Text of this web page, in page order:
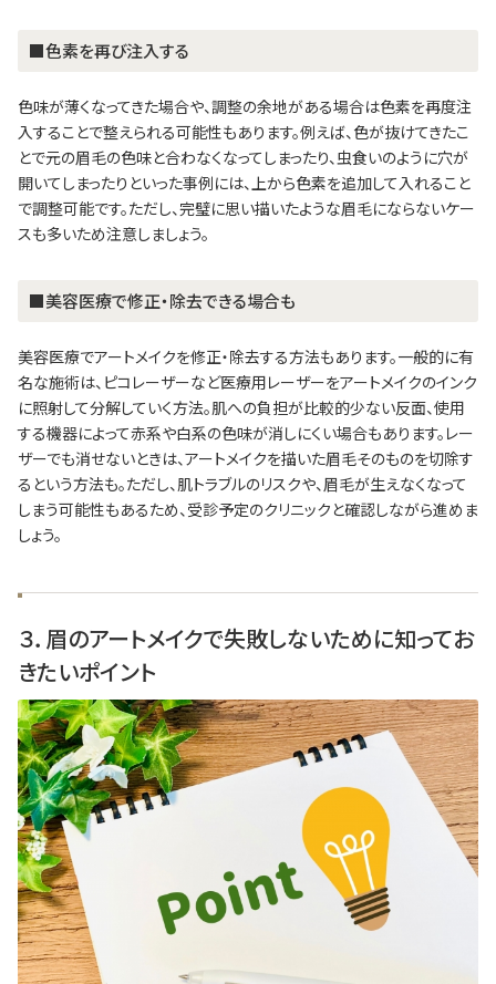
■色素を再び注入する
色味が薄くなってきた場合や、調整の余地がある場合は色素を再度注
入することで整えられる可能性もあります。例えば、色が抜けてきたこ
とで元の眉毛の色味と合わなくなってしまったり、虫食いのように穴が
開いてしまったりといった事例には、上から色素を追加して入れること
で調整可能です。ただし、完璧に思い描いたような眉毛にならないケー
スも多いため注意しましょう。
■美容医療で修正・除去できる場合も
美容医療でアートメイクを修正・除去する方法もあります。一般的に有
名な施術は、ピコレーザーなど医療用レーザーをアートメイクのインク
に照射して分解していく方法。肌への負担が比較的少ない反面、使用
する機器によって赤系や白系の色味が消しにくい場合もあります。レー
ザーでも消せないときは、アートメイクを描いた眉毛そのものを切除す
るという方法も。ただし、肌トラブルのリスクや、眉毛が生えなくなって
しまう可能性もあるため、受診予定のクリニックと確認しながら進めま
しょう。
３．眉のアートメイクで失敗しないために知ってお
きたいポイント